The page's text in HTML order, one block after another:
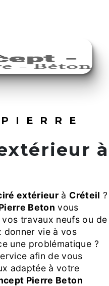
extérieur à Créteil ?
Beton vous
travaux neufs ou de
donner vie à vos
une problématique ?
afin de vous
adaptée à votre
Pierre Beton